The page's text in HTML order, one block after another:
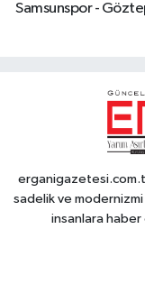
Samsunspor -
sadelik ve
insanlara haber